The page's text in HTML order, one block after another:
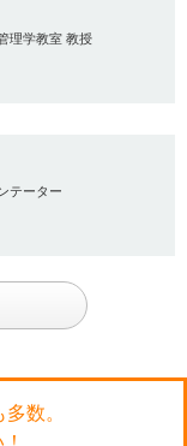
理学教室 教授
テーター
数。